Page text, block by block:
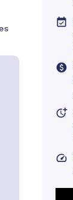
event_available
paid
more_time
speed